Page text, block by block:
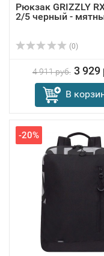
Рюкзак GRIZZLY
2/5 черный -
(0)
4 911 руб. 3 929
В
-20%